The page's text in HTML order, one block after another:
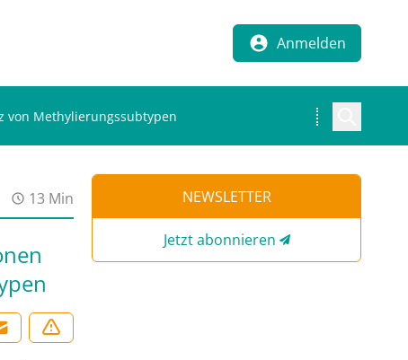
Anmelden
von Methylierungssubtypen
13 Min NEWSLETTER
Jetzt abonnieren